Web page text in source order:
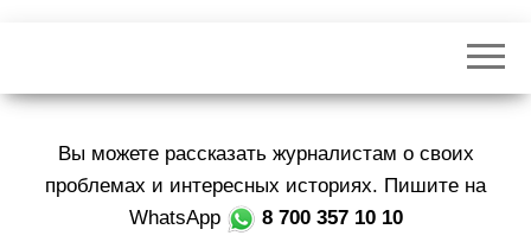
к
р
Вы можете рассказать журналистам о своих
проблемах и интересных историях. Пишите на
WhatsApp
8 700 357 10 10